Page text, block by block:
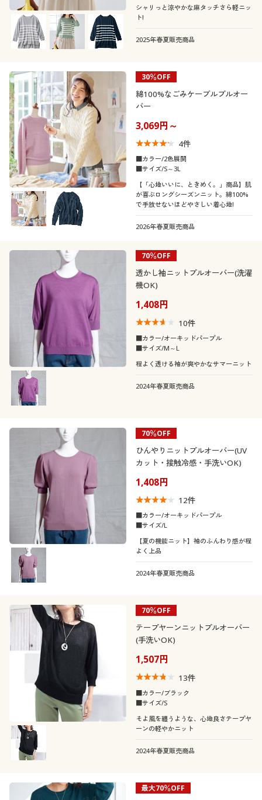
シャリっと涼やかな麻タッチさら軽ニッ
ト!
2025年春夏販売商品
30％OFF
綿100%なごみケーブルプルオー
バー
3,069円～
4件
■カラー/2色展開
■サイズ/S～3L
【「心地いいに、ときめく。」商品】肌
が喜ぶロングシーズンニット。綿100%
で手放せないほどやさしい着心地!
2026年春夏販売商品
70％OFF
透かし袖ニットプルオーバー(洗濯
機OK)
1,408円
10件
■カラー/オーキッドパープル
■サイズ/M～L
程よく透ける袖が爽やかなサマーニット
2024年春夏販売商品
70％OFF
ひんやりニットプルオーバー(UV
カット・接触冷感・手洗いOK)
1,408円
12件
■カラー/オーキッドパープル
■サイズ/L
【夏の機能ニット】袖のふんわり感が程
よく上品
2024年春夏販売商品
70％OFF
テープヤーンニットプルオーバー
(手洗いOK)
1,507円
13件
■カラー/ブラック
■サイズ/S
そよ風を纏うような、心地良さテープヤ
ーンの軽やかニット
2024年春夏販売商品
最大70％OFF